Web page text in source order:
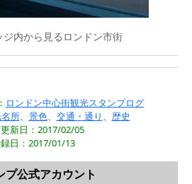
ジ内から見るロンドン市街
ロンドン中心街観光スタンプログ
所、 景色、 交通・通り 、 歴史
新日：2017/02/05
日：2017/01/13
公式アカウント